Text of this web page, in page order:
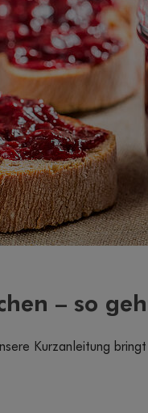
– so
Kurzanleitung